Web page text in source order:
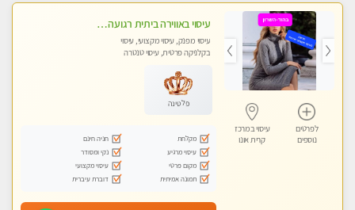
לפרטים
נוספים
עיסוי במרכז
קרית אונו
עיסוי באווירה ביתית רגועה בהוד- השרון
עיסוי מפנק, עיסוי מקצועי, עיסוי
בקלניקה פרטית, עיסוי טנטרה
פלטינה
מקלחת
חניה חינם
עיסוי מרגיע
נקי ומסודר
מקום פרטי
עיסוי מקצועי
תמונה אמיתית
דוברת עיברית